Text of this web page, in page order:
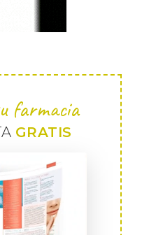
farmacia
GRATIS